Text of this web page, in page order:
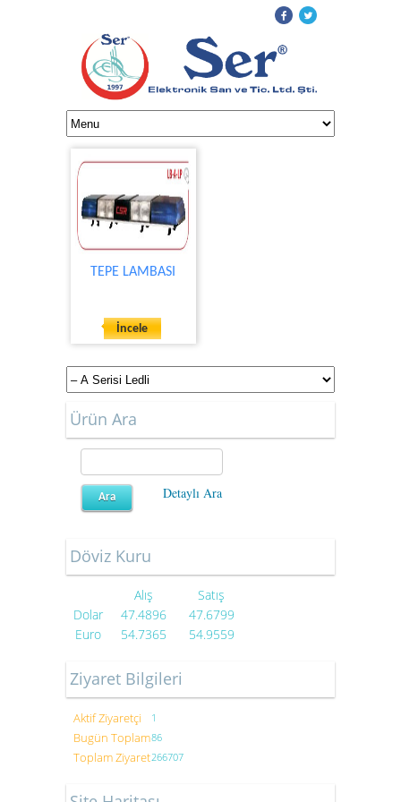
TEPE LAMBASI
İncele
Ürün Ara
Detaylı Ara
Döviz Kuru
Alış
Satış
Dolar
47.4896
47.6799
Euro
54.7365 54.9559
Ziyaret Bilgileri
Aktif Ziyaretçi 1
Bugün Toplam86
Toplam Ziyaret266707